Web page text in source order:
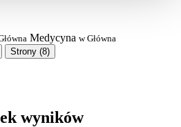
Medycyna w Główna
Strony (8)
wyników